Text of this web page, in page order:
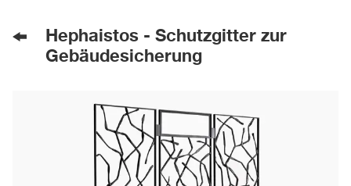
Hephaistos - Schutzgitter zur
Gebäudesicherung